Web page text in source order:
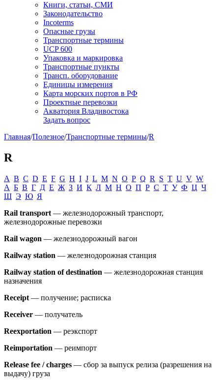
Книги, статьи, СМИ
Законодательство
Incoterms
Опасные грузы
Транспортные термины
UCP 600
Упаковка и маркировка
Транспортные пункты
Трансп. оборудование
Единицы измерения
Карта морских портов в РФ
Проектные перевозки
Акватория Владивостока
Задать вопрос
Главная/Полезное/Транспортные термины/R
R
A B C D E F G H I J L M N O P Q R S T U V W
А Б В Г Д Е Ж З И К Л М Н О П Р С Т У Ф Ц Ч
Ш Э Ю Я
Rail transport — железнодорожный транспорт,
железнодорожные перевозки
Rail wagon — железнодорожный вагон
Railway station — железнодорожная станция
Railway station of destination — железнодорожная станция
назначения
Receipt — получение; расписка
Receiver — получатель
Reexportation — реэкспорт
Reimportation — реимпорт
Release fee / charges — сбор за выпуск релиза (разрешения на
выдачу) груза